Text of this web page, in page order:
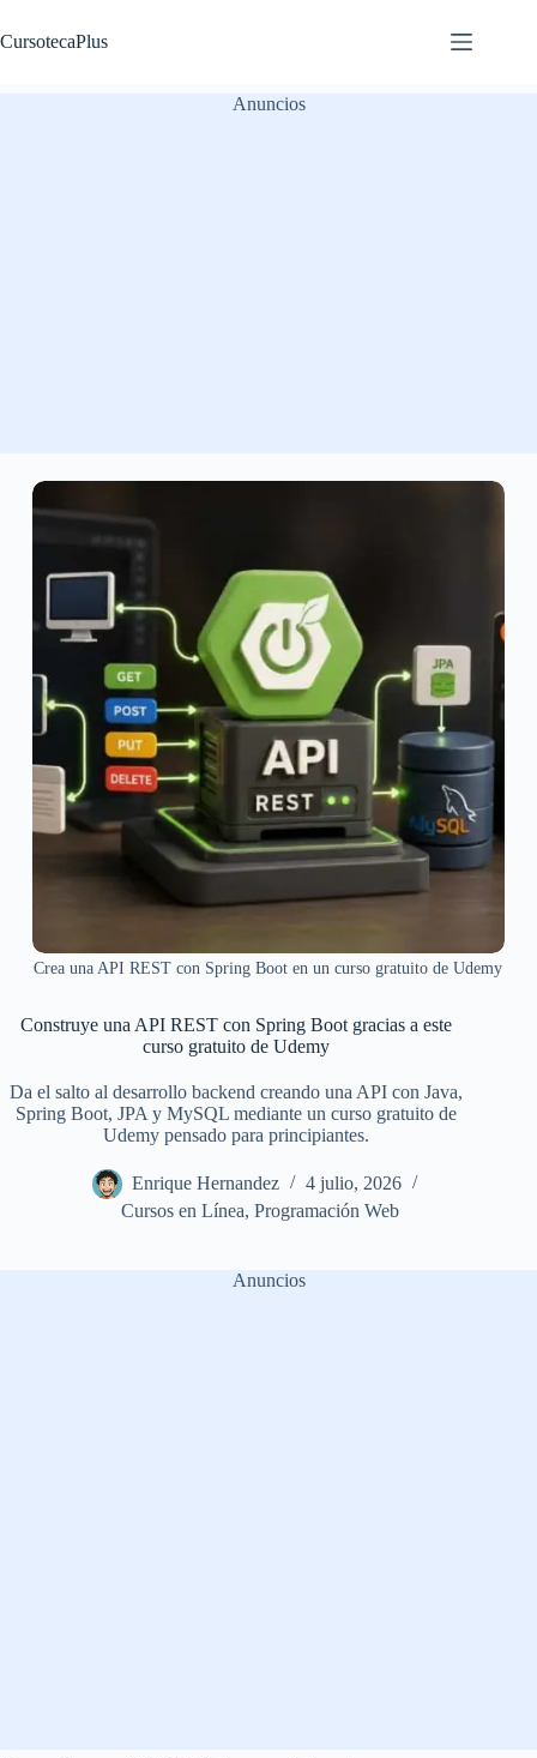
al
contenido
CursotecaPlus
Anuncios
Crea una API REST con Spring Boot en un curso gratuito de Udemy
Construye una API REST con Spring Boot gracias a este
curso gratuito de Udemy
Da el salto al desarrollo backend creando una API con Java,
Spring Boot, JPA y MySQL mediante un curso gratuito de
Udemy pensado para principiantes.
Enrique Hernandez
4 julio, 2026
Cursos en Línea,Programación Web
Anuncios